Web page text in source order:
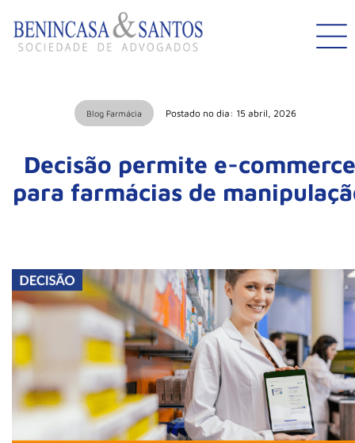
Blog Farmácia Postado no dia: 15 abril, 2026
Decisão permite e-commerce
para farmácias de